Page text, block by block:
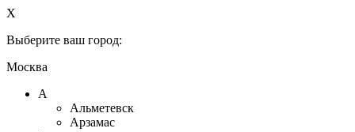
X
Выберите ваш город:
Москва
А
Альметевск
Арзамас